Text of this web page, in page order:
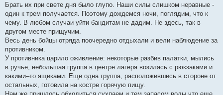
Брать их при свете дня было глупо. Наши силы слишком неравные -
один к трем получается. Поэтому дождемся ночи, поглядим, что к
чему. В любом случаи уйти бандитам не дадим. Не здесь, так в
другом месте прищучим.
Весь день бойцы отряда поочередно отдыхали и вели наблюдение за
противником.
У противника царило оживление: некоторые разбив палатки, мылись
в ручье, небольшая группа в центре лагеря возилась с рюкзаками и
какими–то ящиками. Еще одна группа, расположившись в стороне от
остальных, готовила на костре горячую пищу.